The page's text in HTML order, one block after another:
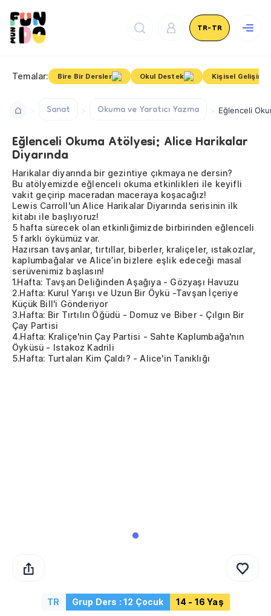
TR-TR
Temalar: Bire Bir Dersler Okul Destek Kişisel Gelişim
Sanat Okuma ve Yaratıcı Yazma Eğlenceli
Eğlenceli Okuma Atölyesi: Alice Harikalar
Diyarında
Harikalar diyarında bir gezintiye çıkmaya ne dersin?
Bu atölyemizde eğlenceli okuma etkinlikleri ile keyifli
vakit geçirip maceradan maceraya koşacağız!
Lewis Carroll'un Alice Harikalar Diyarında serisinin ilk
kitabı ile başlıyoruz!
5 hafta sürecek olan etkinliğimizde birbirinden eğlenceli
5 farklı öykümüz var.
Hazırsan tavşanlar, tırtıllar, biberler, kraliçeler, ıstakozlar,
kaplumbağalar ve Alice’in bizlere eşlik edeceği masal
serüvenimiz başlasın!
1.Hafta: Tavşan Deliğinden Aşağıya - Gözyaşı Havuzu
2.Hafta: Kurul Yarışı ve Uzun Bir Öykü -Tavşan İçeriye
Küçük Bill'i Gönderiyor
3.Hafta: Bir Tırtılın Öğüdü - Domuz ve Biber - Çılgın Bir
Çay Partisi
4.Hafta: Kraliçe'nin Çay Partisi - Sahte Kaplumbağa'nın
Öyküsü - Istakoz Kadrili
5.Hafta: Turtaları Kim Çaldı? - Alice'in Tanıklığı
TR Grup Ders : 12 Çocuk 14 - 16 Yaş